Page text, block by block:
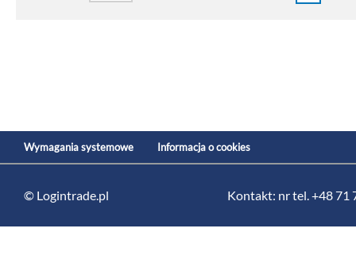
Wymagania systemowe Informacja o cookies
© Logintrade.pl Kontakt: nr tel. +48 71